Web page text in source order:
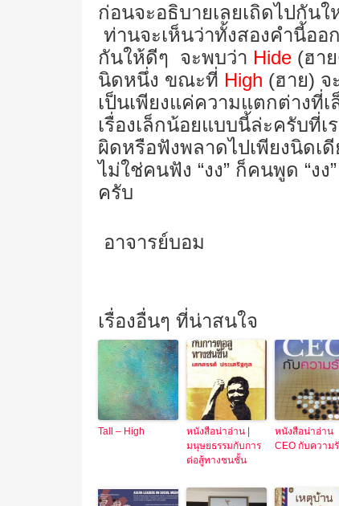
ก่อนจะอธิบายเลยเถิดไปกัน
ท่านจะเห็นว่าทั้งสองคำนี้ออ
กันให้ดีๆ จะพบว่า Hide (ฮา
นิดหนึ่ง ขณะที่ High (ฮาย)
เป็นเพียงแค่ความแตกต่างที่
เรื่องเล็กน้อยแบบนี้ล่ะครับที่เ
ผิดหรือฟังพลาดไปเพียงนิดเดี
ไม่ใช่คนฟัง “งง” ก็คนพูด “ง
ครับ
อาจารย์บอม
เรื่องอื่นๆ ที่น่าสนใจ
Tall – High
หนังสือน่าอ่าน |
มนุษยธรรมกับการ
ต่อสู้ทางชนชั้น
หนังสือน่าอ่าน
CEO กับความ